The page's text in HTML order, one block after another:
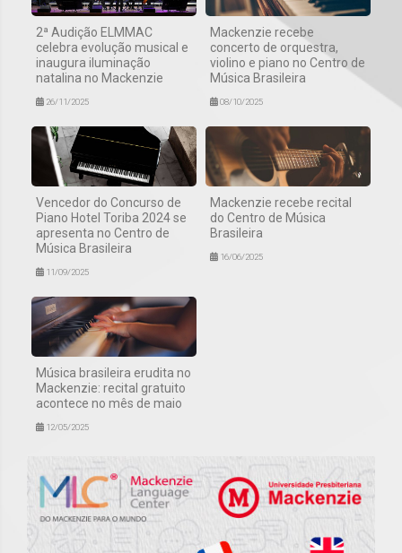
2ª Audição ELMMAC
celebra evolução musical e
inaugura iluminação
natalina no Mackenzie
26/11/2025
Mackenzie recebe
concerto de orquestra,
violino e piano no Centro de
Música Brasileira
08/10/2025
Vencedor do Concurso de
Piano Hotel Toriba 2024 se
apresenta no Centro de
Música Brasileira
11/09/2025
Mackenzie recebe recital
do Centro de Música
Brasileira
16/06/2025
Música brasileira erudita no
Mackenzie: recital gratuito
acontece no mês de maio
12/05/2025